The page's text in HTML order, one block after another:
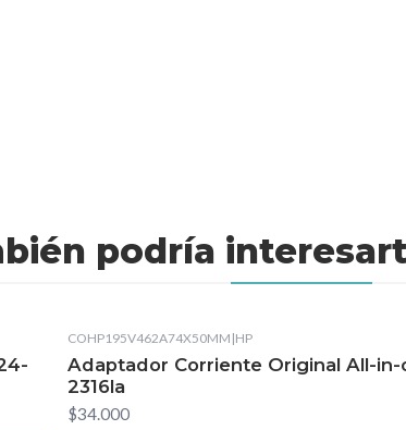
podría
COHP195V462A74X50MM |HP
Adaptador Corriente Original All-in-
2316la
$34.000